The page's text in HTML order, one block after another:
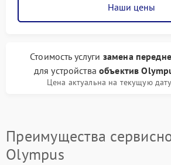
Наши цены
Стоимость услуги замена
для устройстваобъектив
Цена актуальна на текущую
Преимущества
Olympus